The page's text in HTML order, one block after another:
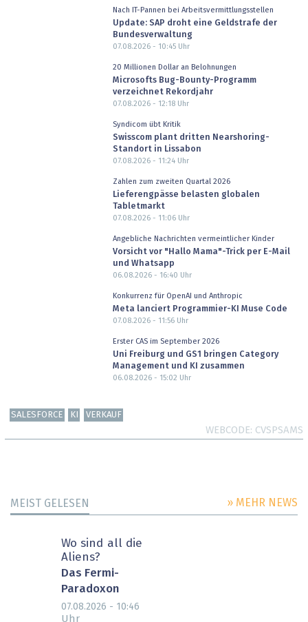
Nach IT-Pannen bei Arbeitsvermittlungsstellen
Update: SAP droht eine Geldstrafe der
Bundesverwaltung
07.08.2026 - 10:45Uhr
20 Millionen Dollar an Belohnungen
Microsofts Bug-Bounty-Programm
verzeichnet Rekordjahr
07.08.2026 - 12:18Uhr
Syndicom übt Kritik
Swisscom plant dritten Nearshoring-
Standort in Lissabon
07.08.2026 - 11:24Uhr
Zahlen zum zweiten Quartal 2026
Lieferengpässe belasten globalen
Tabletmarkt
07.08.2026 - 11:06Uhr
Angebliche Nachrichten vermeintlicher Kinder
Vorsicht vor "Hallo Mama"-Trick per E-Mail
und Whatsapp
06.08.2026 - 16:40 Uhr
Konkurrenz für OpenAI und Anthropic
Meta lanciert Programmier-KI Muse Code
07.08.2026 - 11:56Uhr
Erster CAS im September 2026
Uni Freiburg und GS1 bringen Category
Management und KI zusammen
06.08.2026 - 15:02 Uhr
SALESFORCE KI VERKAUF
WEBCODE CVSPSAMS
MEIST GELESEN » MEHR NEWS
Wo sind all die
Aliens?
Das Fermi-
Paradoxon
07.08.2026 - 10:46
Uhr